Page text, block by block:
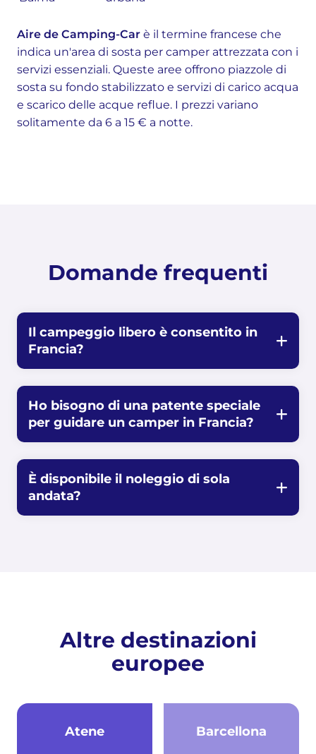
Aire de Camping-Car è il termine francese che
indica un'area di sosta per camper attrezzata con i
servizi essenziali. Queste aree offrono piazzole di
sosta su fondo stabilizzato e servizi di carico acqua
e scarico delle acque reflue. I prezzi variano
solitamente da 6 a 15 € a notte.
Domande frequenti
Il campeggio libero è consentito in
Francia?
Ho bisogno di una patente speciale
per guidare un camper in Francia?
È disponibile il noleggio di sola
andata?
Altre destinazioni
europee
Atene Barcellona